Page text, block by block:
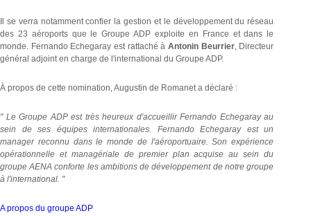
Il se verra notamment confier la gestion et le développement du réseau
des 23 aéroports que le Groupe ADP exploite en France et dans le
monde. Fernando Echegaray est rattaché à Antonin Beurrier, Directeur
général adjoint en charge de l'international du Groupe ADP.
À propos de cette nomination, Augustin de Romanet a déclaré :
" Le Groupe ADP est très heureux d'accueillir Fernando Echegaray au
sein de ses équipes internationales. Fernando Echegaray est un
manager reconnu dans le monde de l'aéroportuaire. Son expérience
opérationnelle et managériale de premier plan acquise au sein du
groupe AENA conforte les ambitions de développement de notre groupe
à l'international. "
A propos du groupe ADP